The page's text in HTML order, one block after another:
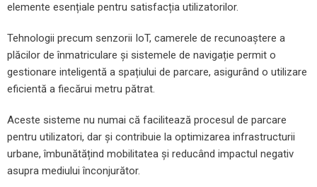
elemente esențiale pentru satisfacția utilizatorilor.
Tehnologii precum senzorii IoT, camerele de recunoaștere a
plăcilor de înmatriculare și sistemele de navigație permit o
gestionare inteligentă a spațiului de parcare, asigurând o utilizare
eficientă a fiecărui metru pătrat.
Aceste sisteme nu numai că facilitează procesul de parcare
pentru utilizatori, dar și contribuie la optimizarea infrastructurii
urbane, îmbunătățind mobilitatea și reducând impactul negativ
asupra mediului înconjurător.